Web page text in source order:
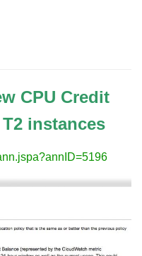
CPU Credit
instances